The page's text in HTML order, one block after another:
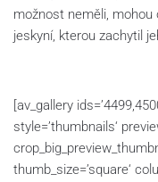
možnost neměli,
jeskyní, kterou zachytil
[av_gallery
style=’thumbnails‘
thumb_size=’square‘